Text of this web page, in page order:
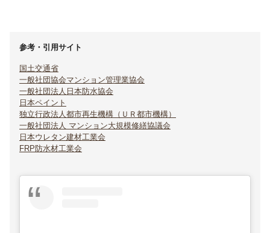
参考・引用サイト
国土交通省
一般社団協会マンション管理業協会
一般社団法人日本防水協会
日本ペイント
独立行政法人都市再生機構（ＵＲ都市機構）
一般社団法人 マンション大規模修繕協議会
日本ウレタン建材工業会
FRP防水材工業会